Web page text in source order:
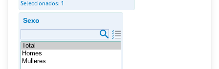
Seleccionados: 1
Sexo